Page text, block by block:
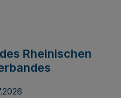
Rheinischen